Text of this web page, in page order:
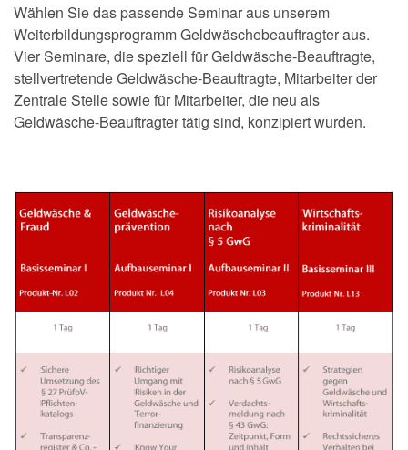
Wählen Sie das passende Seminar aus unserem
Weiterbildungsprogramm Geldwäschebeauftragter aus.
Vier Seminare, die speziell für Geldwäsche-Beauftragte,
stellvertretende Geldwäsche-Beauftragte, Mitarbeiter der
Zentrale Stelle sowie für Mitarbeiter, die neu als
Geldwäsche-Beauftragter tätig sind, konzipiert wurden.